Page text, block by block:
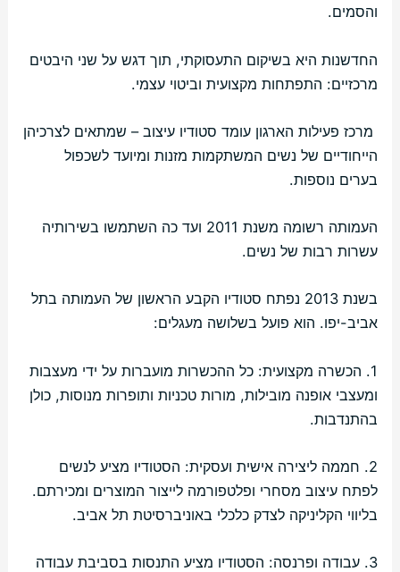
והסמים.
החדשנות היא בשיקום התעסוקתי, תוך דגש על שני היבטים
מרכזיים: התפתחות מקצועית וביטוי עצמי.
מרכז פעילות הארגון עומד סטודיו עיצוב – שמתאים לצרכיהן
הייחודיים של נשים המשתקמות מזנות ומיועד לשכפול
בערים נוספות.
העמותה רשומה משנת 2011 ועד כה השתמשו בשירותיה
עשרות רבות של נשים.
בשנת 2013 נפתח סטודיו הקבע הראשון של העמותה בתל
אביב-יפו. הוא פועל בשלושה מעגלים:
1. הכשרה מקצועית: כל ההכשרות מועברות על ידי מעצבות
ומעצבי אופנה מובילות, מורות טכניות ותופרות מנוסות, כולן
בהתנדבות.
2. חממה ליצירה אישית ועסקית: הסטודיו מציע לנשים
לפתח עיצוב מסחרי ופלטפורמה לייצור המוצרים ומכירתם.
בליווי הקליניקה לצדק כלכלי באוניברסיטת תל אביב.
3. עבודה ופרנסה: הסטודיו מציע התנסות בסביבת עבודה